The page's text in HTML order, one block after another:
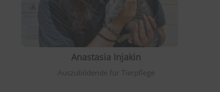
Anastasia Injakin
Auszubildende für Tierpflege